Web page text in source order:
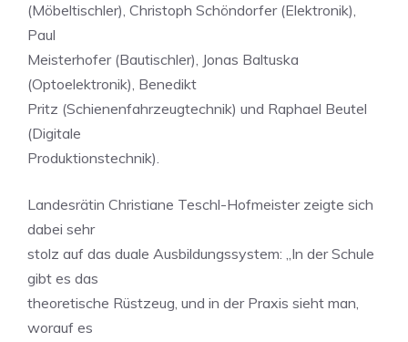
(Möbeltischler), Christoph Schöndorfer (Elektronik),
Paul
Meisterhofer (Bautischler), Jonas Baltuska
(Optoelektronik), Benedikt
Pritz (Schienenfahrzeugtechnik) und Raphael Beutel
(Digitale
Produktionstechnik).
Landesrätin Christiane Teschl-Hofmeister zeigte sich
dabei sehr
stolz auf das duale Ausbildungssystem: „In der Schule
gibt es das
theoretische Rüstzeug, und in der Praxis sieht man,
worauf es